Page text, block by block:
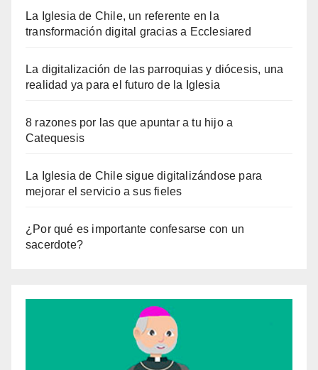
La Iglesia de Chile, un referente en la
transformación digital gracias a Ecclesiared
La digitalización de las parroquias y diócesis, una
realidad ya para el futuro de la Iglesia
8 razones por las que apuntar a tu hijo a
Catequesis
La Iglesia de Chile sigue digitalizándose para
mejorar el servicio a sus fieles
¿Por qué es importante confesarse con un
sacerdote?